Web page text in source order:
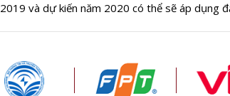
2019 và dự kiến năm 2020 có thể sẽ áp dụng